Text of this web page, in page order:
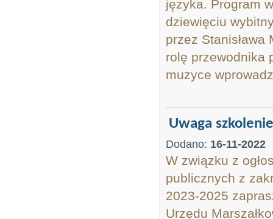
języka. Program
dziewięciu
przez
rolę przewodnika
muzyce
Uwaga
Dodano: 16-11-2022
W związku z
publicznych z
2023-2025
Urzędu